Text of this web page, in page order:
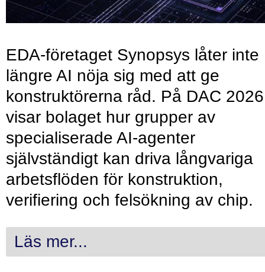
EDA-företaget Synopsys låter inte
längre AI nöja sig med att ge
konstruktörerna råd. På DAC 2026
visar bolaget hur grupper av
specialiserade AI-agenter
självständigt kan driva långvariga
arbetsflöden för konstruktion,
verifiering och felsökning av chip.
Läs mer...